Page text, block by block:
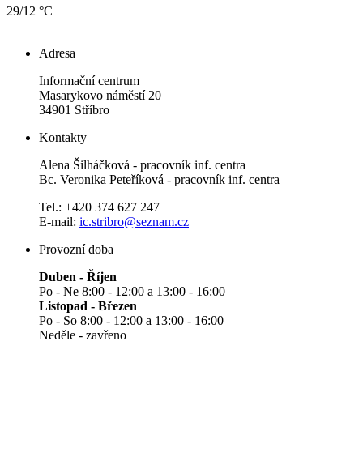
29/12 °C
Adresa
Informační centrum
Masarykovo náměstí 20
34901 Stříbro
Kontakty
Alena Šilháčková - pracovník inf. centra
Bc. Veronika Peteříková - pracovník inf. centra
Tel.: +420 374 627 247
E-mail: ic.stribro@seznam.cz
Provozní doba
Duben - Říjen
Po - Ne 8:00 - 12:00 a 13:00 - 16:00
Listopad - Březen
Po - So 8:00 - 12:00 a 13:00 - 16:00
Neděle - zavřeno